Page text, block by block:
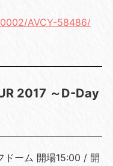
AVCY-58486/
2017 ～D-Day
ドーム 開場15:00 / 開